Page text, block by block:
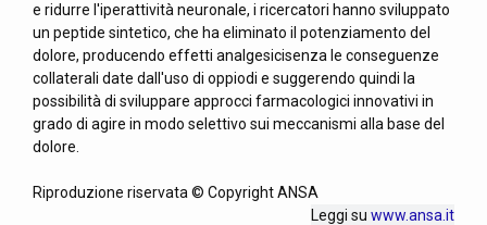
e ridurre l'iperattività neuronale, i ricercatori hanno sviluppato
un peptide sintetico, che ha eliminato il potenziamento del
dolore, producendo effetti analgesicisenza le conseguenze
collaterali date dall'uso di oppiodi e suggerendo quindi la
possibilità di sviluppare approcci farmacologici innovativi in
grado di agire in modo selettivo sui meccanismi alla base del
dolore.
Riproduzione riservata © Copyright ANSA
Leggi su www.ansa.it